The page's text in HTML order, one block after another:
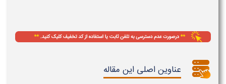
عناوین اصلی این مقاله